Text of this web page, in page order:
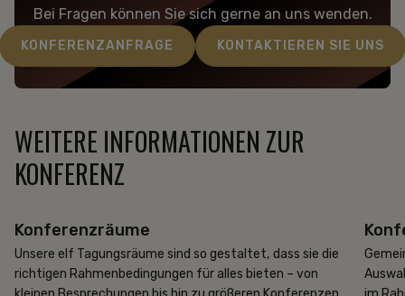
Bei Fragen können Sie sich gerne an uns wenden.
KONFERENZANFRAGE KONTAKTIEREN SIE UNS
WEITERE INFORMATIONEN ZUR
KONFERENZ
Konferenzräume
Unsere elf Tagungsräume sind so gestaltet, dass sie die
richtigen Rahmenbedingungen für alles bieten – von